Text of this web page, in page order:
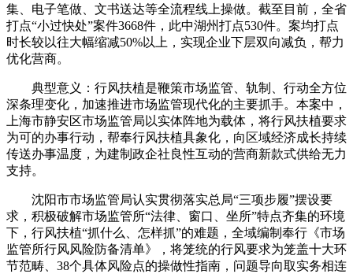
集、电子笔做、文书送达等全流程线上操做。截至目前，全省
打点“小过快处”案件3668件，此中湖州打点530件。案均打点
时长较以往大幅缩减50%以上，实现企业下层双向减负，帮力
优化营商。
典型意义：行风扶植是鞭策市场监管、轨制、行动全方位
深条理变化，加速推进市场监管现代化的主要抓手。本案中，
上海市静安区市场监管局以实体阵地为载体，将行风扶植要求
为可的办事行动，帮奉行风扶植具象化，向区域经济成长持续
传送办事温度，为建制政企社良性互动的营商新款式供给无力
支持。
沈阳市市场监管局认实贯彻落实总局“三项步履”摆设要
求，积极破解市场监管所“法律、窗口、坐所”特点齐集的环境
下，行风扶植“抓什么、怎样抓”的难题，全域编制奉行《市场
监管所行风风险防备清单》，将笼统的行风要求为笼盖十大环
节范畴、38个具体风险点的操做性指南，问题导向取实务相连